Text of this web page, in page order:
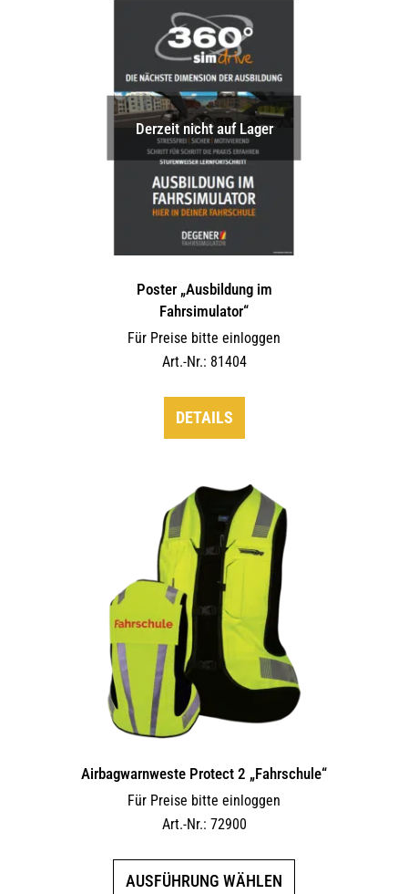
Derzeit nicht auf Lager
Poster „Ausbildung im
Fahrsimulator“
Für Preise bitte einloggen
Art.-Nr.: 81404
DETAILS
Airbagwarnweste Protect 2 „Fahrschule“
Für Preise bitte einloggen
Art.-Nr.: 72900
AUSFÜHRUNG WÄHLEN